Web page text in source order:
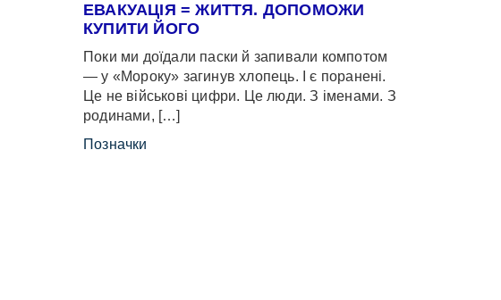
ЕВАКУАЦІЯ = ЖИТТЯ. ДОПОМОЖИ
КУПИТИ ЙОГО
Поки ми доїдали паски й запивали компотом
— у «Мороку» загинув хлопець. І є поранені.
Це не військові цифри. Це люди. З іменами. З
родинами, […]
Позначки